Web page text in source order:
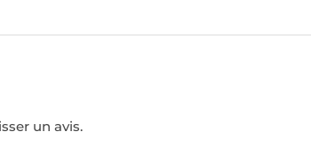
un avis.